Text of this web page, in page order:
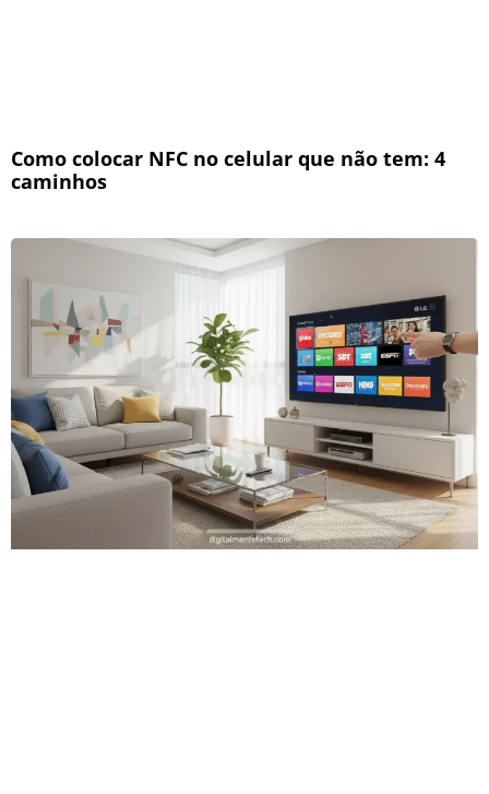
Como colocar NFC no celular que não tem: 4
caminhos